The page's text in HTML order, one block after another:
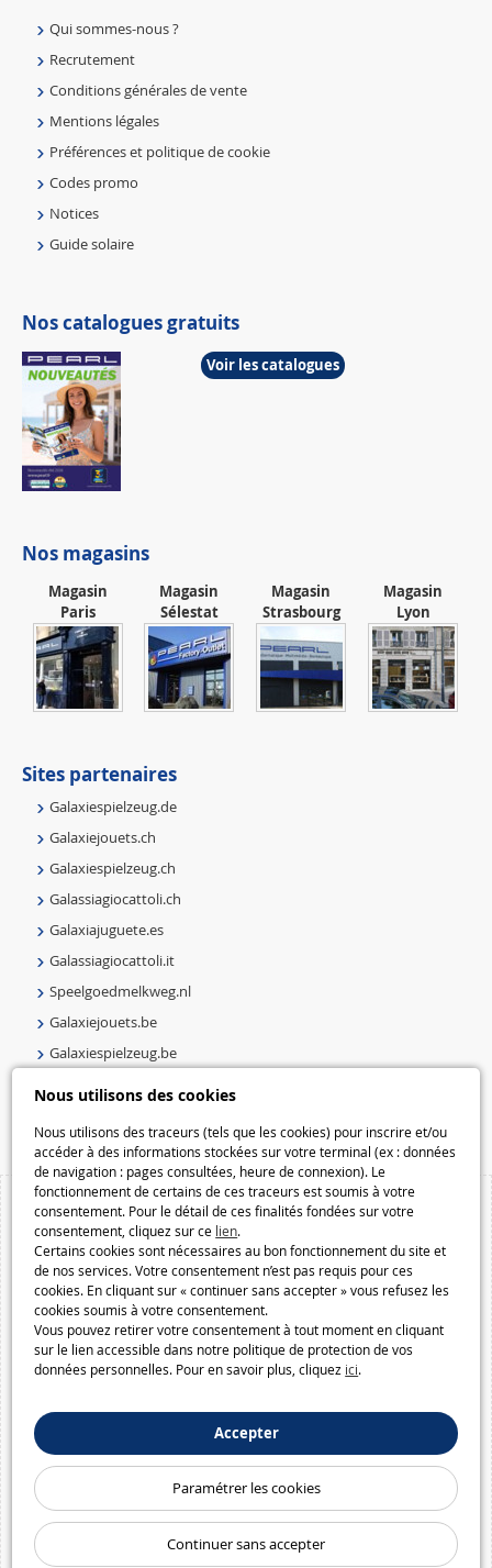
Nous utilisons des cookies
Nous utilisons des traceurs (tels que les cookies) pour inscrire et/ou
accéder à des informations stockées sur votre terminal (ex : données
de navigation : pages consultées, heure de connexion). Le
fonctionnement de certains de ces traceurs est soumis à votre
consentement. Pour le détail de ces finalités fondées sur votre
consentement, cliquez sur ce lien.
Certains cookies sont nécessaires au bon fonctionnement du site et
de nos services. Votre consentement n’est pas requis pour ces
cookies. En cliquant sur « continuer sans accepter » vous refusez les
cookies soumis à votre consentement.
Vous pouvez retirer votre consentement à tout moment en cliquant
sur le lien accessible dans notre politique de protection de vos
données personnelles. Pour en savoir plus, cliquez ici.
Accepter
Paramétrer les cookies
Continuer sans accepter
Qui sommes-nous ?
Recrutement
Conditions générales de vente
Mentions légales
Préférences et politique de cookie
Codes promo
Notices
Guide solaire
Nos catalogues gratuits
Voir les catalogues
Nos magasins
Magasin
Paris
Magasin
Sélestat
Magasin
Strasbourg
Magasin
Lyon
Sites partenaires
Galaxiespielzeug.de
Galaxiejouets.ch
Galaxiespielzeug.ch
Galassiagiocattoli.ch
Galaxiajuguete.es
Galassiagiocattoli.it
Speelgoedmelkweg.nl
Galaxiejouets.be
Galaxiespielzeug.be